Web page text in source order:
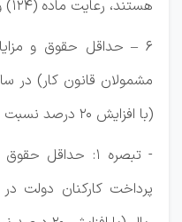
هستند، رعایت ماده (۱۲۴) و تبصره ذیل آن الزامی است.
۶ – حداقل حقوق و
(با افزایش ۲۰ درصد نسبت به سال ۱۴۰۴) تعیین می‌شود.
- تبصره ۱: